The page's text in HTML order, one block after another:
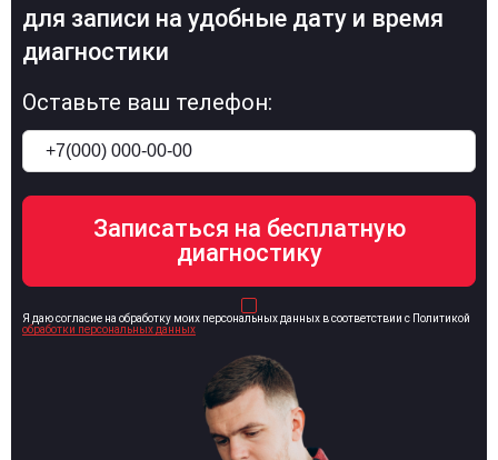
для записи на удобные дату и время
диагностики
Оставьте ваш телефон:
Я даю согласие на обработку моих персональных данных в соответствии с Политикой
обработки персональных данных